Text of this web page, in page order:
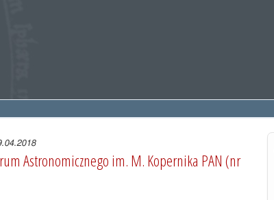
Astronomicznego im. M. Kopernika PAN (nr